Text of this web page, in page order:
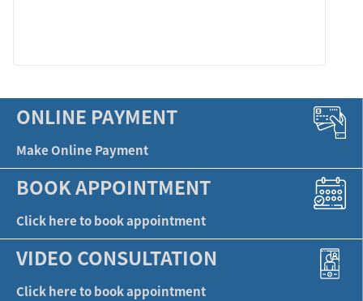
ONLINE PAYMENT
Make Online Payment
BOOK APPOINTMENT
Click here to book appointment
VIDEO CONSULTATION
Click here to book appointment